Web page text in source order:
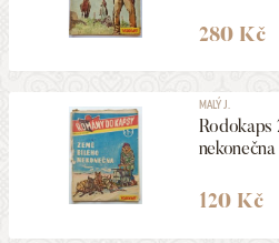
280 Kč
MALÝ J.
Rodokaps
nekonečna
120 Kč